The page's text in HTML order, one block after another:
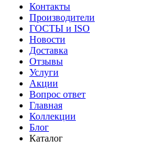
Контакты
Производители
ГОСТЫ и ISO
Новости
Доставка
Отзывы
Услуги
Акции
Вопрос ответ
Главная
Коллекции
Блог
Каталог